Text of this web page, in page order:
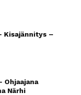
Kisajännitys –
Ohjaajana
Närhi